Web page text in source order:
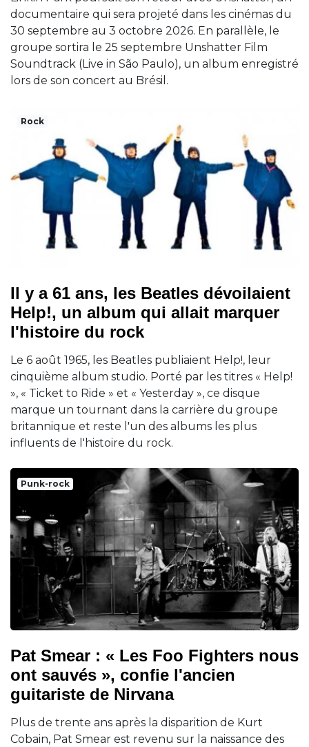
documentaire qui sera projeté dans les cinémas du
30 septembre au 3 octobre 2026. En parallèle, le
groupe sortira le 25 septembre Unshatter Film
Soundtrack (Live in São Paulo), un album enregistré
lors de son concert au Brésil.
Rock
Il y a 61 ans, les Beatles dévoilaient
Help!, un album qui allait marquer
l'histoire du rock
Le 6 août 1965, les Beatles publiaient Help!, leur
cinquième album studio. Porté par les titres « Help!
», « Ticket to Ride » et « Yesterday », ce disque
marque un tournant dans la carrière du groupe
britannique et reste l'un des albums les plus
influents de l'histoire du rock.
Punk-rock
Pat Smear : « Les Foo Fighters nous
ont sauvés », confie l'ancien
guitariste de Nirvana
Plus de trente ans après la disparition de Kurt
Cobain, Pat Smear est revenu sur la naissance des